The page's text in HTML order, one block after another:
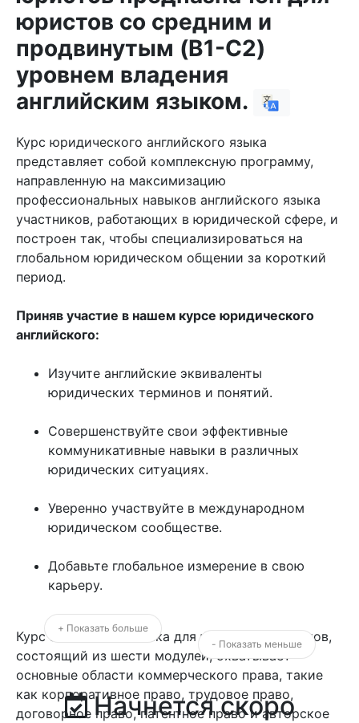
юристов со средним и
продвинутым (B1-C2)
уровнем владения
английским языком.
Курс юридического английского языка
представляет собой комплексную программу,
направленную на максимизацию
профессиональных навыков английского языка
участников, работающих в юридической сфере, и
построен так, чтобы специализироваться на
глобальном юридическом общении за короткий
период.
Приняв участие в нашем курсе юридического
английского:
Изучите английские эквиваленты
юридических терминов и понятий.
Совершенствуйте свои эффективные
коммуникативные навыки в различных
юридических ситуациях.
Уверенно участвуйте в международном
юридическом сообществе.
Добавьте глобальное измерение в свою
карьеру.
Курс английского языка для юристов и юристов,
состоящий из шести модулей, охватывает
основные области коммерческого права, такие
как корпоративное право, трудовое право,
договорное право, патентное право и авторское
+ Показать больше
- Показать меньше
Начнется скоро